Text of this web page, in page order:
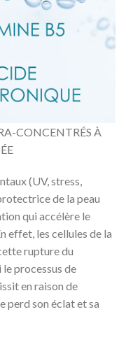
CONCENTRÉS À
(UV, stress,
de la peau
qui accélère le
effet, les cellules de la
rupture du
processus de
en raison de
perd son éclat et sa